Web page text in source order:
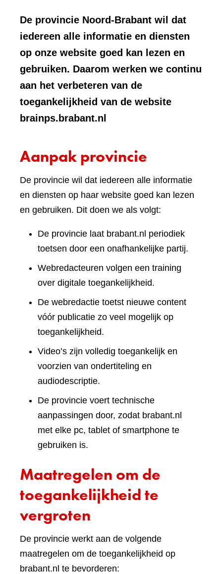
De provincie Noord-Brabant wil dat
iedereen alle informatie en diensten
op onze website goed kan lezen en
gebruiken. Daarom werken we continu
aan het verbeteren van de
toegankelijkheid van de website
brainps.brabant.nl
Aanpak provincie
De provincie wil dat iedereen alle informatie
en diensten op haar website goed kan lezen
en gebruiken. Dit doen we als volgt:
De provincie laat brabant.nl periodiek
toetsen door een onafhankelijke partij.
Webredacteuren volgen een training
over digitale toegankelijkheid.
De webredactie toetst nieuwe content
vóór publicatie zo veel mogelijk op
toegankelijkheid.
Video’s zijn volledig toegankelijk en
voorzien van ondertiteling en
audiodescriptie.
De provincie voert technische
aanpassingen door, zodat brabant.nl
met elke pc, tablet of smartphone te
gebruiken is.
Maatregelen om de
toegankelijkheid te
vergroten
De provincie werkt aan de volgende
maatregelen om de toegankelijkheid op
brabant.nl te bevorderen: